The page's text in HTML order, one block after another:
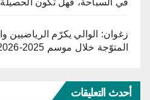
في السباحة، فهل تكون
زغوان: الوالي يكرّم الرياضيين
المتوّجة خلال موسم 2025-2026
أحدث التعليقات